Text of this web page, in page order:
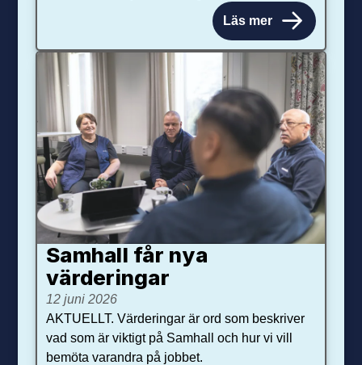
Läs mer
Samhall får nya
värdering­ar
12 juni 2026
AKTUELLT. Värderingar är ord som beskriver
vad som är viktigt på Samhall och hur vi vill
bemöta varandra på jobbet.